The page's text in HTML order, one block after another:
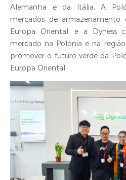
Alemanha e da Itália. A
mercados de armazenamento
Europa Oriental, e a Dyness
mercado na Polónia e na
promover o futuro verde da
Europa Oriental.